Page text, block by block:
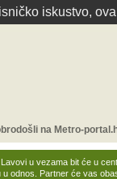
iskustvo,
u vezama bit će u
u odnos. Partner će vas
na Metro-